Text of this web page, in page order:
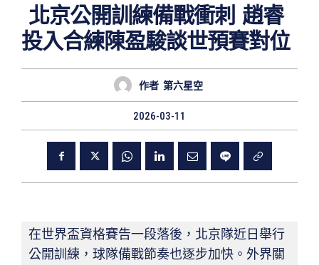
北京公開訓練備戰衝刺 趙睿
投入合練陳盈駿談世預賽對位
作者 第六星空
2026-03-11
在世界盃資格賽告一段落後，北京隊近日舉行
公開訓練，球隊備戰節奏也逐步加快。外界關